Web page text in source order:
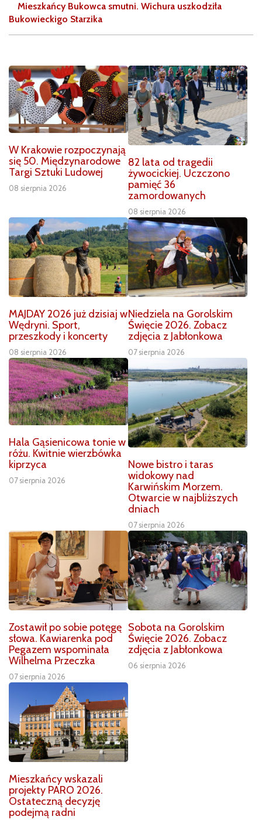
Mieszkańcy Bukowca smutni. Wichura uszkodziła
Bukowieckigo Starzika
W Krakowie rozpoczynają
się 50. Międzynarodowe
Targi Sztuki Ludowej
08 sierpnia 2026
82 lata od tragedii
żywocickiej. Uczczono
pamięć 36
zamordowanych
08 sierpnia 2026
MAJDAY 2026 już dzisiaj w
Wędryni. Sport,
przeszkody i koncerty
08 sierpnia 2026
Niedziela na Gorolskim
Święcie 2026. Zobacz
zdjęcia z Jabłonkowa
07 sierpnia 2026
Hala Gąsienicowa tonie w
różu. Kwitnie wierzbówka
kiprzyca
07 sierpnia 2026
Nowe bistro i taras
widokowy nad
Karwińskim Morzem.
Otwarcie w najbliższych
dniach
07 sierpnia 2026
Zostawił po sobie potęgę
słowa. Kawiarenka pod
Pegazem wspominała
Wilhelma Przeczka
07 sierpnia 2026
Sobota na Gorolskim
Święcie 2026. Zobacz
zdjęcia z Jabłonkowa
06 sierpnia 2026
Mieszkańcy wskazali
projekty PARO 2026.
Ostateczną decyzję
podejmą radni